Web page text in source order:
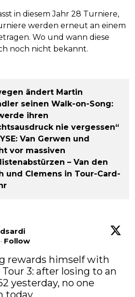
in diesem Jahr 28 Turniere,
werden erneut an einem
Wo und wann diese
noch nicht bekannt.
ändert Martin
seinen Walk-on-Song:
ihren
nie vergessen“
Van Gerwen und
vor massiven
– Van den
und Clemens in Tour-Card-
· Follow
rewards himself with
3: after losing to an
yesterday, no one
today.